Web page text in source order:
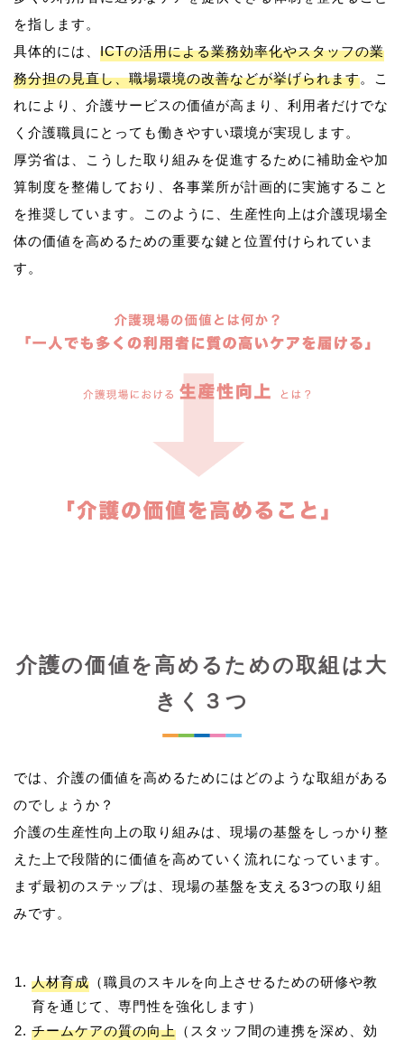
を指します。
具体的には、 ICTの活用による業務効率化やスタッフの業
務分担の見直し、職場環境の改善などが挙げられます。こ
れにより、介護サービスの価値が高まり、利用者だけでな
く介護職員にとっても働きやすい環境が実現します。
厚労省は、こうした取り組みを促進するために補助金や加
算制度を整備しており、各事業所が計画的に実施すること
を推奨しています。このように、生産性向上は介護現場全
体の価値を高めるための重要な鍵と位置付けられていま
介護の価値を高めるための取組は大
きく３つ
では、介護の価値を高めるためにはどのような取組がある
のでしょうか？
介護の生産性向上の取り組みは、現場の基盤をしっかり整
えた上で段階的に価値を高めていく流れになっています。
まず最初のステップは、現場の基盤を支える3つの取り組
人材育成 （職員のスキルを向上させるための研修や教
育を通じて、専門性を強化します）
チームケアの質の向上 （スタッフ間の連携を深め、効